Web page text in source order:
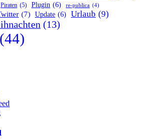
Piraten (5) Plugin (6) re-publica (4)
(7) Update (6) Urlaub (9)
(13)
(44)